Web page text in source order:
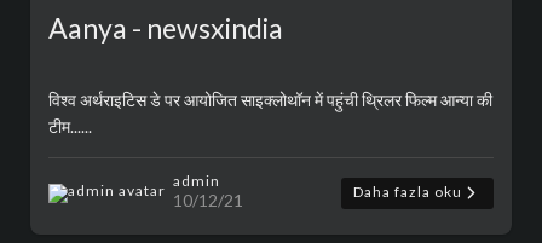
Aanya - newsxindia
विश्व अर्थराइटिस डे पर आयोजित साइक्लोथॉन में पहुंची थ्रिलर फिल्म आन्या की
टीम......
admin
10/12/21 Daha fazla oku